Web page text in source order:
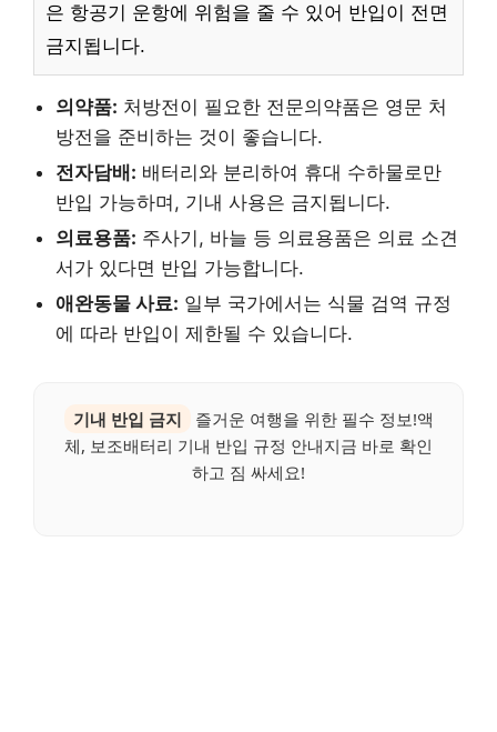
은 항공기 운항에 위험을 줄 수 있어 반입이 전면
금지됩니다.
의약품: 처방전이 필요한 전문의약품은 영문 처
방전을 준비하는 것이 좋습니다.
전자담배: 배터리와 분리하여 휴대 수하물로만
반입 가능하며, 기내 사용은 금지됩니다.
의료용품: 주사기, 바늘 등 의료용품은 의료 소견
서가 있다면 반입 가능합니다.
애완동물 사료: 일부 국가에서는 식물 검역 규정
에 따라 반입이 제한될 수 있습니다.
기내 반입 금지
즐거운 여행을 위한 필수 정보!액
체, 보조배터리 기내 반입 규정 안내지금 바로 확인
하고 짐 싸세요!